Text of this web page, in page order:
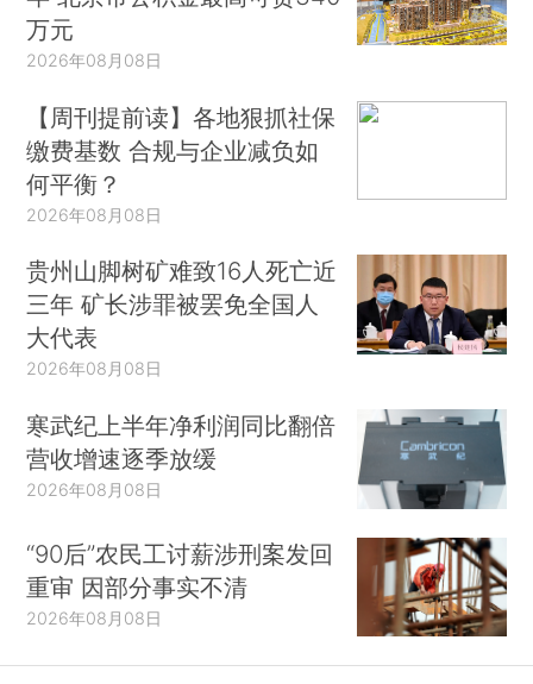
万元
2026年08月08日
【周刊提前读】各地狠抓社保
缴费基数 合规与企业减负如
何平衡？
2026年08月08日
贵州山脚树矿难致16人死亡近
三年 矿长涉罪被罢免全国人
大代表
2026年08月08日
寒武纪上半年净利润同比翻倍
营收增速逐季放缓
2026年08月08日
“90后”农民工讨薪涉刑案发回
重审 因部分事实不清
2026年08月08日